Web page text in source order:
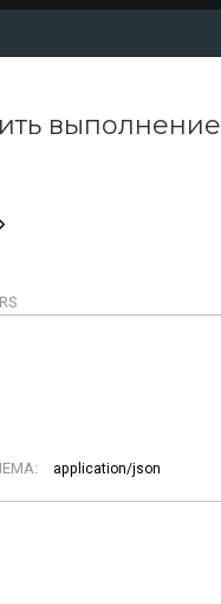
выполнение
application/json